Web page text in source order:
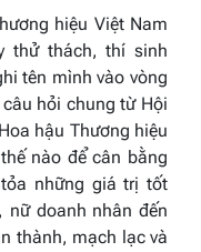
hiệu Việt Nam
thử thách, thí sinh
tên mình vào vòng
hỏi chung từ Hội
hậu Thương hiệu
nào để cân bằng
những giá trị tốt
nữ doanh nhân đến
thành, mạch lạc và